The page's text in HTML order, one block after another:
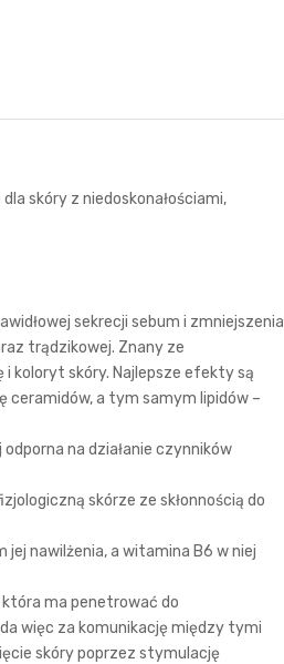
dla skóry z niedoskonałościami,
sekrecji sebum i zmniejszenia
trądzikowej. Znany ze
i koloryt skóry. Najlepsze efekty są
ceramidów, a tym samym lipidów –
na działanie czynników
skórze ze skłonnością do
jej nawilżenia, a witamina B6 w niej
która ma penetrować do
więc za komunikację między tymi
skóry poprzez stymulację